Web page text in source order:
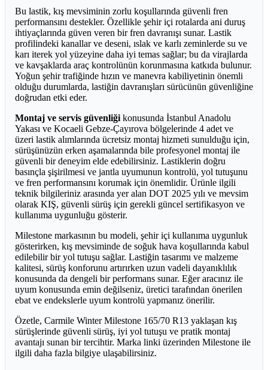
Bu lastik, kış mevsiminin zorlu koşullarında güvenli fren
performansını destekler. Özellikle şehir içi rotalarda ani duruş
ihtiyaçlarında güven veren bir fren davranışı sunar. Lastik
profilindeki kanallar ve deseni, ıslak ve karlı zeminlerde su ve
karı iterek yol yüzeyine daha iyi temas sağlar; bu da virajlarda
ve kavşaklarda araç kontrolünün korunmasına katkıda bulunur.
Yoğun şehir trafiğinde hızın ve manevra kabiliyetinin önemli
olduğu durumlarda, lastiğin davranışları sürücünün güvenliğine
doğrudan etki eder.
Montaj ve servis güvenliği konusunda İstanbul Anadolu
Yakası ve Kocaeli Gebze-Çayırova bölgelerinde 4 adet ve
üzeri lastik alımlarında ücretsiz montaj hizmeti sunulduğu için,
sürüşünüzün erken aşamalarında bile profesyonel montaj ile
güvenli bir deneyim elde edebilirsiniz. Lastiklerin doğru
basınçla şişirilmesi ve jantla uyumunun kontrolü, yol tutuşunu
ve fren performansını korumak için önemlidir. Ürünle ilgili
teknik bilgileriniz arasında yer alan DOT 2025 yılı ve mevsim
olarak KIŞ, güvenli sürüş için gerekli güncel sertifikasyon ve
kullanıma uygunluğu gösterir.
Milestone markasının bu modeli, şehir içi kullanıma uygunluk
gösterirken, kış mevsiminde de soğuk hava koşullarında kabul
edilebilir bir yol tutuşu sağlar. Lastiğin tasarımı ve malzeme
kalitesi, sürüş konforunu artırırken uzun vadeli dayanıklılık
konusunda da dengeli bir performans sunar. Eğer aracınız ile
uyum konusunda emin değilseniz, üretici tarafından önerilen
ebat ve endekslerle uyum kontrolü yapmanız önerilir.
Özetle, Carmile Winter Milestone 165/70 R13 yaklaşan kış
sürüşlerinde güvenli sürüş, iyi yol tutuşu ve pratik montaj
avantajı sunan bir tercihtir. Marka linki üzerinden Milestone ile
ilgili daha fazla bilgiye ulaşabilirsiniz.